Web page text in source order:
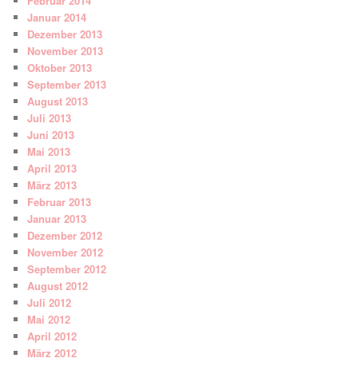
Januar 2014
Dezember 2013
November 2013
Oktober 2013
September 2013
August 2013
Juli 2013
Juni 2013
Mai 2013
April 2013
März 2013
Februar 2013
Januar 2013
Dezember 2012
November 2012
September 2012
August 2012
Juli 2012
Mai 2012
April 2012
März 2012